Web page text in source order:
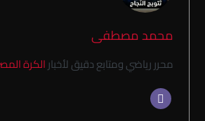
محمد مصطفى
محرر رياضي ومتابع دقيق لأخبارالكرة